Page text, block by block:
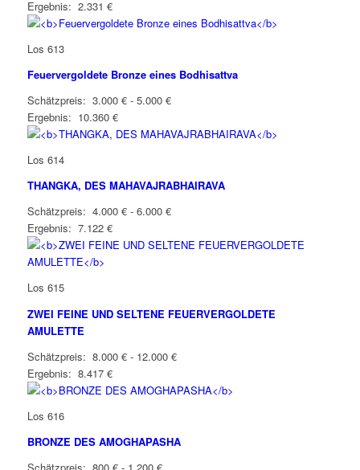
Ergebnis: 2.331 €
Los 613
Feuervergoldete Bronze eines Bodhisattva
Schätzpreis: 3.000 € - 5.000 €
Ergebnis: 10.360 €
Los 614
THANGKA, DES MAHAVAJRABHAIRAVA
Schätzpreis: 4.000 € - 6.000 €
Ergebnis: 7.122 €
Los 615
ZWEI FEINE UND SELTENE FEUERVERGOLDETE
AMULETTE
Schätzpreis: 8.000 € - 12.000 €
Ergebnis: 8.417 €
Los 616
BRONZE DES AMOGHAPASHA